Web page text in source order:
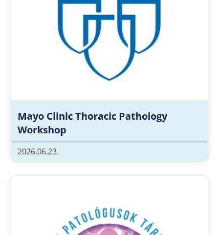
Mayo Clinic Thoracic Pathology
Workshop
2026.06.23.